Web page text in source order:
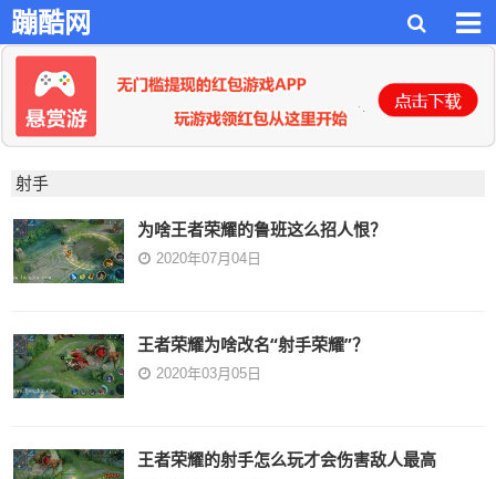
蹦酷网
射手
为啥王者荣耀的鲁班这么招人恨？
2020年07月04日
王者荣耀为啥改名“射手荣耀”？
2020年03月05日
王者荣耀的射手怎么玩才会伤害敌人最高